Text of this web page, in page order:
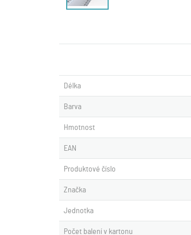
Délka
Barva
Hmotnost
EAN
Produktové číslo
Značka
Jednotka
Počet balení v kartonu